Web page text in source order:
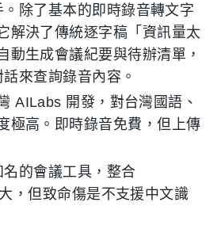
除了基本的即時錄音轉文字
解決了傳統逐字稿「資訊量太
動生成會議紀要與待辦清單，
來查詢錄音內容。
AILabs 開發，對台灣國語、
極高。即時錄音免費，但上傳
名的會議工具，整合
，但致命傷是不支援中文識